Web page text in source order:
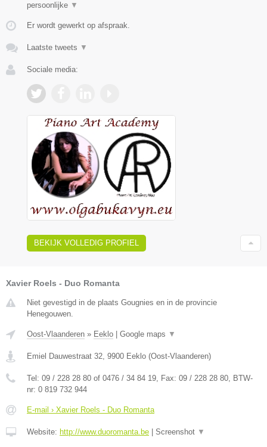
persoonlijke ▼
Er wordt gewerkt op afspraak.
Laatste tweets ▼
Sociale media:
BEKIJK VOLLEDIG PROFIEL
Xavier Roels - Duo Romanta
Niet gevestigd in de plaats Gougnies en in de provincie
Henegouwen.
Oost-Vlaanderen » Eeklo | Google maps ▼
Emiel Dauwestraat 32 9900 Eeklo (Oost-Vlaanderen)
Tel: 09 / 228 28 80 of 0476 / 34 84 19 , Fax: 09 / 228 28 80 , BTW-
nr: 0 819 732 944
E-mail › Xavier Roels - Duo Romanta
Website: http://www.duoromanta.be | Screenshot ▼